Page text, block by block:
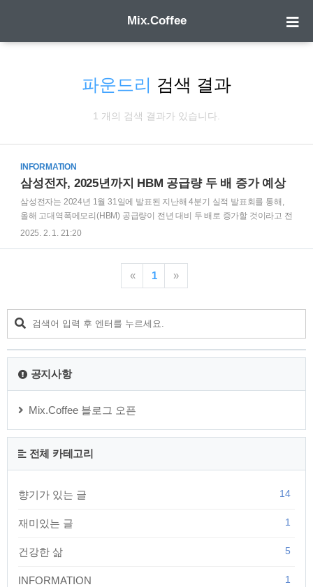
Mix.Coffee
파운드리 검색 결과
1 개의 검색 결과가 있습니다.
INFORMATION
삼성전자, 2025년까지 HBM 공급량 두 배 증가 예상
삼성전자는 2024년 1월 31일에 발표된 지난해 4분기 실적 발표회를 통해,
올해 고대역폭메모리(HBM) 공급량이 전년 대비 두 배로 증가할 것이라고 전
망했습니다. 이는 고객 수요가 기존 8단에서 12단으로 빠르게 전환될 것으
대하고 있습니다. 또한, 6세대(1c) D램 기반 HBM4는 올해 하반기 양산을 목
표로 개발 중입니다. 이는 삼성전자가 HBM3E 8단과 12단 제품을 양산 판매
를 진행 중이며, 이 평가..
2025. 2. 1. 21:20
« 1 »
공지사항
Mix.Coffee 블로그 오픈
전체 카테고리
향기가 있는 글 14
재미있는 글 1
건강한 삶 5
INFORMATION 1